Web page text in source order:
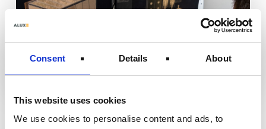
Consent Details About
This website uses cookies
We use cookies to personalise content and ads, to
GARANTIE